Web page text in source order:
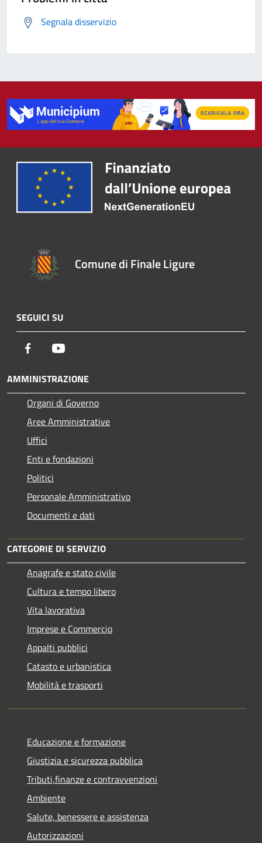
Segnala disservizio
Comune di Finale Ligure
SEGUICI SU
Facebook
AMMINISTRAZIONE
Organi di Governo
Aree Amministrative
Uffici
Enti e fondazioni
Politici
Personale Amministrativo
Documenti e dati
CATEGORIE DI SERVIZIO
Anagrafe e stato civile
Cultura e tempo libero
Vita lavorativa
Imprese e Commercio
Appalti pubblici
Catasto e urbanistica
Mobilità e trasporti
Educazione e formazione
Giustizia e sicurezza pubblica
Tributi,finanze e contravvenzioni
Ambiente
Salute, benessere e assistenza
Autorizzazioni